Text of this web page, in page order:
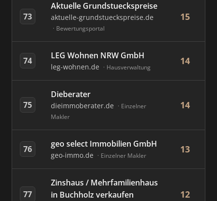
73
Aktuelle Grundstueckspreise
aktuelle-grundstueckspreise.de
Bewertungsportal
15
74 LEG Wohnen NRW GmbH
leg-wohnen.de Hausverwaltung
14
75
Dieberater
dieimmoberater.de
Einzelner
Makler
14
76 geo select Immobilien GmbH
geo-immo.de Einzelner Makler
13
77
Zinshaus / Mehrfamilienhaus
in Buchholz verkaufen
12